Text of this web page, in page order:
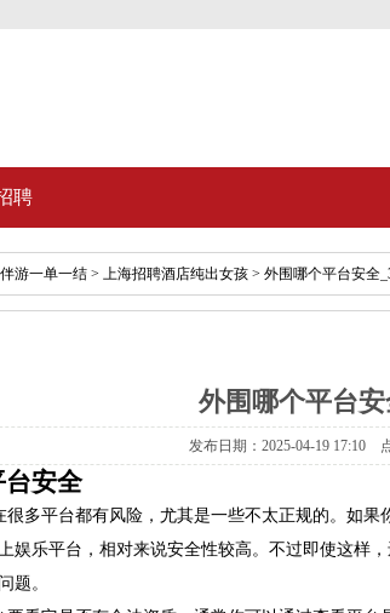
聘
游一单一结 > 上海招聘酒店纯出女孩 > 外围哪个平台安全
外围哪个平台安
发布日期：2025-04-19 17:10
安全
很多平台都有风险，尤其是一些不太正规的。如
娱乐平台，相对来说安全性较高。不过即使这样
题。